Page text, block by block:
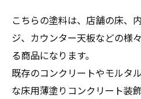
こちらの塗料は、店舗の床、
ジ、カウンター天板などの様
る商品になります。
既存のコンクリートやモルタ
な床用薄塗りコンクリート装飾